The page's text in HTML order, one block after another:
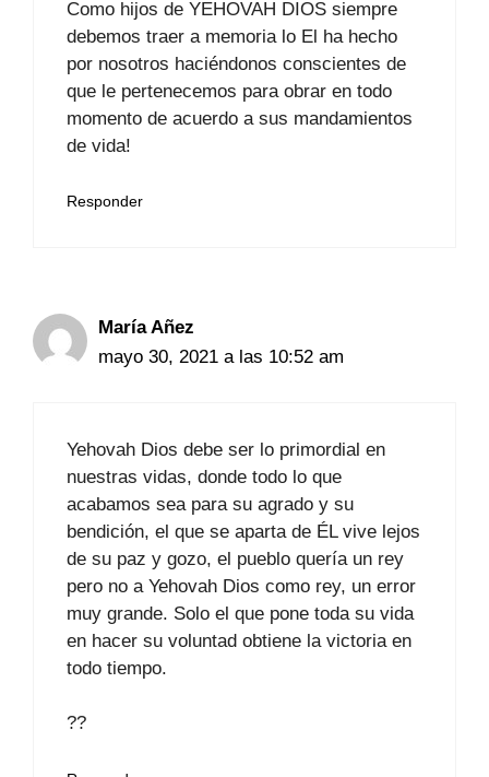
Como hijos de YEHOVAH DIOS siempre
debemos traer a memoria lo El ha hecho
por nosotros haciéndonos conscientes de
que le pertenecemos para obrar en todo
momento de acuerdo a sus mandamientos
de vida!
Responder
María Añez
mayo 30, 2021 a las 10:52 am
Yehovah Dios debe ser lo primordial en
nuestras vidas, donde todo lo que
acabamos sea para su agrado y su
bendición, el que se aparta de ÉL vive lejos
de su paz y gozo, el pueblo quería un rey
pero no a Yehovah Dios como rey, un error
muy grande. Solo el que pone toda su vida
en hacer su voluntad obtiene la victoria en
todo tiempo.
??